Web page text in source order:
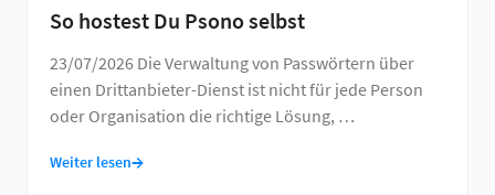
So hostest Du Psono selbst
23/07/2026 Die Verwaltung von Passwörtern über
einen Drittanbieter-Dienst ist nicht für jede Person
oder Organisation die richtige Lösung, …
Weiter lesen→